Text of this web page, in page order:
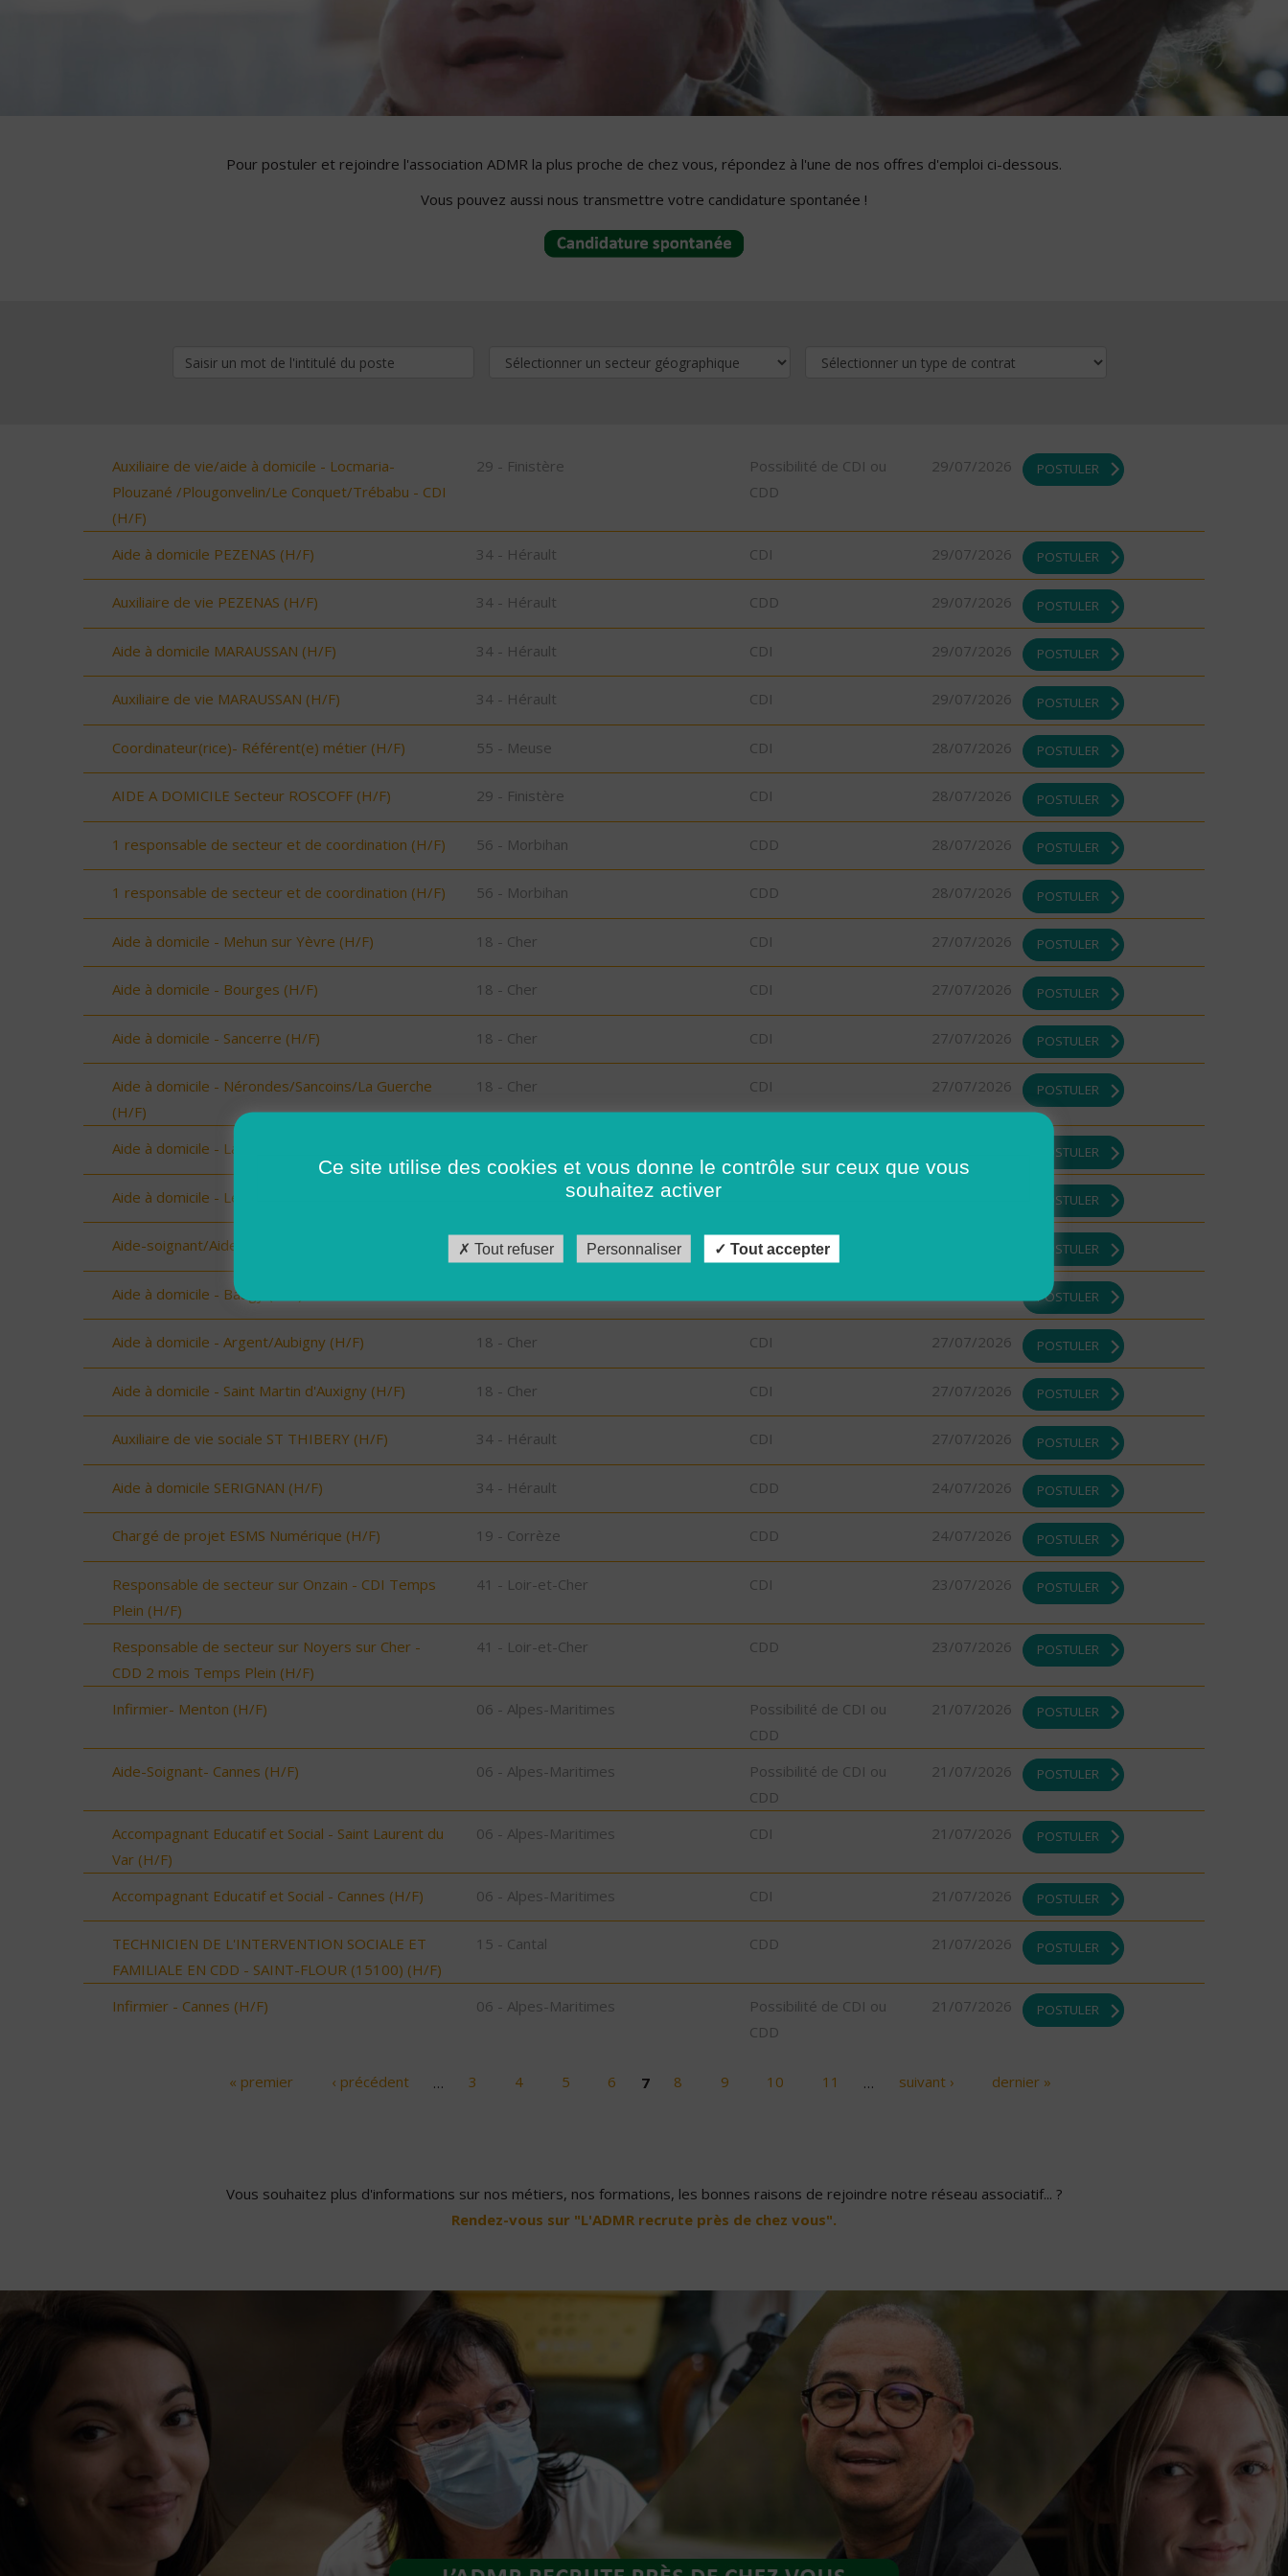
Pour postuler et rejoindre l'association ADMR la plus proche de chez vous, répondez à l'une de nos offres d'emploi ci-dessous.
Vous pouvez aussi nous transmettre votre candidature spontanée !
Auxiliaire de vie/aide à domicile - Locmaria-
Plouzané /Plougonvelin/Le Conquet/Trébabu - CDI
(H/F)
29 - Finistère
Possibilité de CDI ou
CDD
29/07/2026 POSTULER
Aide à domicile PEZENAS (H/F) 34 - Hérault CDI 29/07/2026 POSTULER
Auxiliaire de vie PEZENAS (H/F) 34 - Hérault CDD 29/07/2026 POSTULER
Aide à domicile MARAUSSAN (H/F) 34 - Hérault CDI 29/07/2026 POSTULER
Auxiliaire de vie MARAUSSAN (H/F) 34 - Hérault CDI 29/07/2026 POSTULER
Coordinateur(rice)- Référent(e) métier (H/F) 55 - Meuse CDI 28/07/2026 POSTULER
AIDE A DOMICILE Secteur ROSCOFF (H/F) 29 - Finistère CDI 28/07/2026 POSTULER
1 responsable de secteur et de coordination (H/F) 56 - Morbihan CDD 28/07/2026 POSTULER
1 responsable de secteur et de coordination (H/F) 56 - Morbihan CDD 28/07/2026 POSTULER
Aide à domicile - Mehun sur Yèvre (H/F) 18 - Cher CDI 27/07/2026 POSTULER
Aide à domicile - Bourges (H/F) 18 - Cher CDI 27/07/2026 POSTULER
Aide à domicile - Sancerre (H/F) 18 - Cher CDI 27/07/2026 POSTULER
Aide à domicile - Nérondes/Sancoins/La Guerche
(H/F)
18 - Cher CDI 27/07/2026 POSTULER
Aide à domicile - La Chapelle/Henrichemont (H/F) POSTULER
Aide à domicile - Léré/Vailly (H/F) POSTULER
Aide-soignant/Aide-soignante à domicile (H/F) 18 - Cher CDI POSTULER
Aide à domicile - Baugy (H/F) POSTULER
Aide à domicile - Argent/Aubigny (H/F) 18 - Cher CDI 27/07/2026 POSTULER
Aide à domicile - Saint Martin d'Auxigny (H/F) 18 - Cher CDI 27/07/2026 POSTULER
Auxiliaire de vie sociale ST THIBERY (H/F) 34 - Hérault CDI 27/07/2026 POSTULER
Aide à domicile SERIGNAN (H/F) 34 - Hérault CDD 24/07/2026 POSTULER
Chargé de projet ESMS Numérique (H/F) 19 - Corrèze CDD 24/07/2026 POSTULER
Responsable de secteur sur Onzain - CDI Temps
Plein (H/F)
41 - Loir-et-Cher CDI 23/07/2026 POSTULER
Responsable de secteur sur Noyers sur Cher -
CDD 2 mois Temps Plein (H/F)
41 - Loir-et-Cher CDD 23/07/2026 POSTULER
Infirmier- Menton (H/F) 06 - Alpes-Maritimes
Possibilité de CDI ou
CDD
21/07/2026 POSTULER
Aide-Soignant- Cannes (H/F) 06 - Alpes-Maritimes
Possibilité de CDI ou
CDD
21/07/2026 POSTULER
Accompagnant Educatif et Social - Saint Laurent du
Var (H/F)
06 - Alpes-Maritimes CDI 21/07/2026 POSTULER
Accompagnant Educatif et Social - Cannes (H/F) 06 - Alpes-Maritimes CDI 21/07/2026 POSTULER
TECHNICIEN DE L'INTERVENTION SOCIALE ET
FAMILIALE EN CDD - SAINT-FLOUR (15100) (H/F)
15 - Cantal CDD 21/07/2026 POSTULER
Infirmier - Cannes (H/F) 06 - Alpes-Maritimes
Possibilité de CDI ou
CDD
21/07/2026 POSTULER
« premier ‹ précédent … 3 4 5 6 7 8 9 10 11 … suivant › dernier »
Vous souhaitez plus d'informations sur nos métiers, nos formations, les bonnes raisons de rejoindre notre réseau associatif... ?
Rendez-vous sur "L'ADMR recrute près de chez vous".
Ce site utilise des cookies et vous donne le contrôle sur ceux que vous
souhaitez activer
Tout refuser Personnaliser Tout accepter